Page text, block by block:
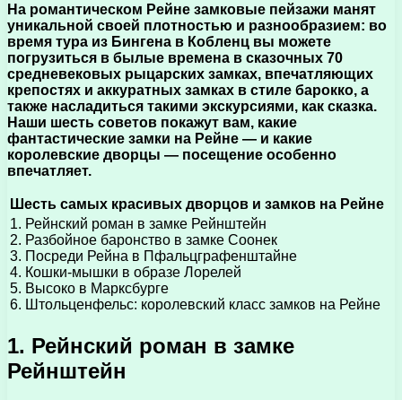
На романтическом Рейне замковые пейзажи манят
уникальной своей плотностью и разнообразием: во
время тура из Бингена в Кобленц вы можете
погрузиться в былые времена в сказочных 70
средневековых рыцарских замках, впечатляющих
крепостях и аккуратных замках в стиле барокко, а
также насладиться такими экскурсиями, как сказка.
Наши шесть советов покажут вам, какие
фантастические замки на Рейне — и какие
королевские дворцы — посещение особенно
впечатляет.
Шесть самых красивых дворцов и замков на Рейне
1. Рейнский роман в замке Рейнштейн
2. Разбойное баронство в замке Соонек
3. Посреди Рейна в Пфальцграфенштайне
4. Кошки-мышки в образе Лорелей
5. Высоко в Марксбурге
6. Штольценфельс: королевский класс замков на Рейне
1. Рейнский роман в замке
Рейнштейн